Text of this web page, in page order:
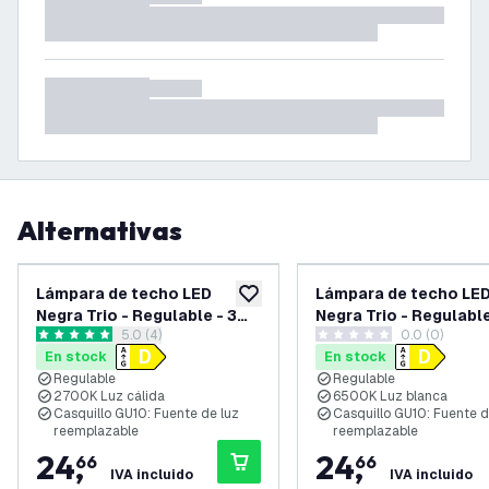
Alternativas
añadir a lista de deseos
Lámpara de techo LED
Negra Trio - Regulable - 3W
- 2700K - Inclinable
abrir el panel de reseñas
5 estrellas de puntuación
5.0 (4)
En stock
Regulable
2700K Luz cálida
Casquillo GU10: Fuente de luz
reemplazable
24,
66
IVA incluido
Lámpara de techo
Negra Trio -
- 6500K - Inclinable
0 estrellas de puntuación
0.0 (0)
En stock
Regulable
6500K Luz blanca
Casquillo GU10: Fuente
reemplazable
24,
66
IVA incluido